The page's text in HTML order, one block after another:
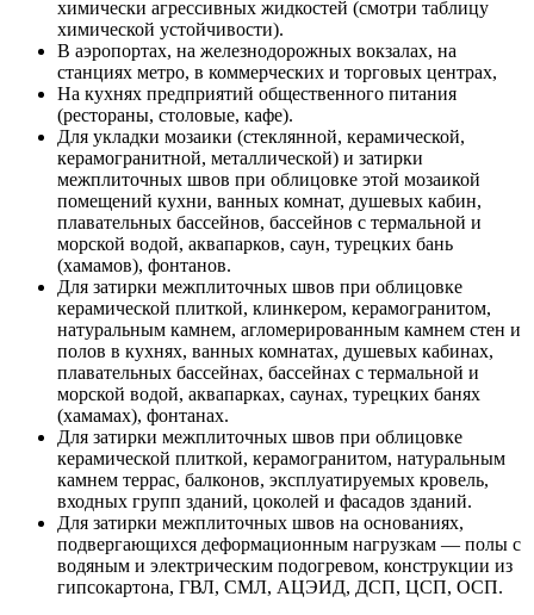
химически агрессивных жидкостей (смотри таблицу
химической устойчивости).
В аэропортах, на железнодорожных вокзалах, на
станциях метро, в коммерческих и торговых центрах,
На кухнях предприятий общественного питания
(рестораны, столовые, кафе).
Для укладки мозаики (стеклянной, керамической,
керамогранитной, металлической) и затирки
межплиточных швов при облицовке этой мозаикой
помещений кухни, ванных комнат, душевых кабин,
плавательных бассейнов, бассейнов с термальной и
морской водой, аквапарков, саун, турецких бань
(хамамов), фонтанов.
Для затирки межплиточных швов при облицовке
керамической плиткой, клинкером, керамогранитом,
натуральным камнем, агломерированным камнем стен и
полов в кухнях, ванных комнатах, душевых кабинах,
плавательных бассейнах, бассейнах с термальной и
морской водой, аквапарках, саунах, турецких банях
(хамамах), фонтанах.
Для затирки межплиточных швов при облицовке
керамической плиткой, керамогранитом, натуральным
камнем террас, балконов, эксплуатируемых кровель,
входных групп зданий, цоколей и фасадов зданий.
Для затирки межплиточных швов на основаниях,
подвергающихся деформационным нагрузкам — полы с
водяным и электрическим подогревом, конструкции из
гипсокартона, ГВЛ, СМЛ, АЦЭИД, ДСП, ЦСП, ОСП.